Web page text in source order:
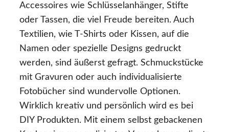
Accessoires wie Schlüsselanhänger, Stifte
oder Tassen, die viel Freude bereiten. Auch
Textilien, wie T-Shirts oder Kissen, auf die
Namen oder spezielle Designs gedruckt
werden, sind äußerst gefragt. Schmuckstücke
mit Gravuren oder auch individualisierte
Fotobücher sind wundervolle Optionen.
Wirklich kreativ und persönlich wird es bei
DIY Produkten. Mit einem selbst gebackenen